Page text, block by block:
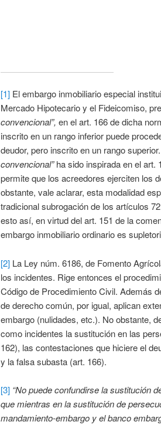
[1] El embargo inmobiliario especial
Mercado Hipotecario y el Fideicomiso,
convencional”, en el art. 166 de dicha
inscrito en un rango inferior puede
deudor, pero inscrito en un rango
convencional”ha sido inspirada en el art.
permite que los acreedores ejerciten los
obstante, vale aclarar, esta modalidad
tradicional subrogación de los artículos
esto así, en virtud del art. 151 de la
embargo inmobiliario ordinario es
[2] La Ley núm. 6186, de Fomento
los incidentes. Rige entonces el
Código de Procedimiento Civil. Además
de derecho común, por igual, aplican
embargo (nulidades, etc.). No obstante,
como incidentes la sustitución en las
162), las contestaciones que hiciere el
y la falsa subasta (art. 166).
[3] “No puede confundirse la sustitución
que mientras en la sustitución de
mandamiento-embargo y el banco